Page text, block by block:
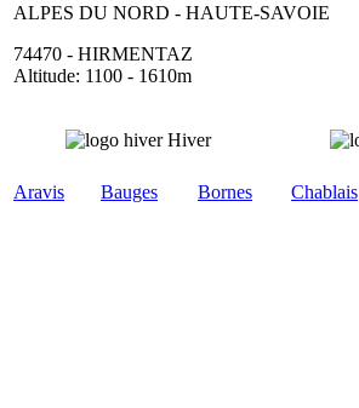
ALPES DU NORD - HAUTE-SAVOIE
74470 - HIRMENTAZ
Altitude: 1100 - 1610m
Hiver
Aravis Bauges Bornes Chablais